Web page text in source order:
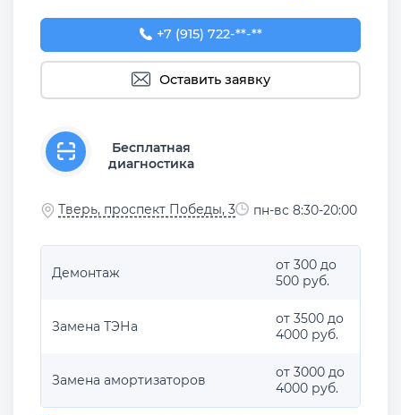
+7 (915) 722-22-29
+7 (915) 722-**-**
Оставить заявку
Бесплатная
диагностика
Тверь, проспект Победы, 3 пн-вс 8:30-20:00
Демонтаж
от 300 до
500 руб.
Замена ТЭНа
от 3500 до
4000 руб.
Замена амортизаторов
от 3000 до
4000 руб.